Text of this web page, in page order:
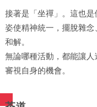
接著是「坐禪」。這也
姿使精神統一，擺脫雜
和解。
無論哪種活動，都能讓
審視自身的機會。